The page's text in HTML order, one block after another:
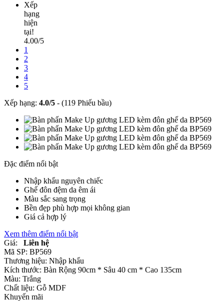
Xếp
hạng
hiện
tại!
4.00/5
1
2
3
4
5
Xếp hạng: 4.0/5 - (119 Phiếu bầu)
Đặc điểm nổi bật
Nhập khẩu nguyên chiếc
Ghế đôn đệm da êm ái
Màu sắc sang trọng
Bền đẹp phù hợp mọi không gian
Giá cả hợp lý
Xem thêm điểm nổi bật
Giá:
Liên hệ
Mã SP: BP569
Thương hiệu: Nhập khẩu
Kích thước: Bàn Rộng 90cm * Sâu 40 cm * Cao 135cm
Màu: Trắng
Chất liệu: Gỗ MDF
Khuyến mãi